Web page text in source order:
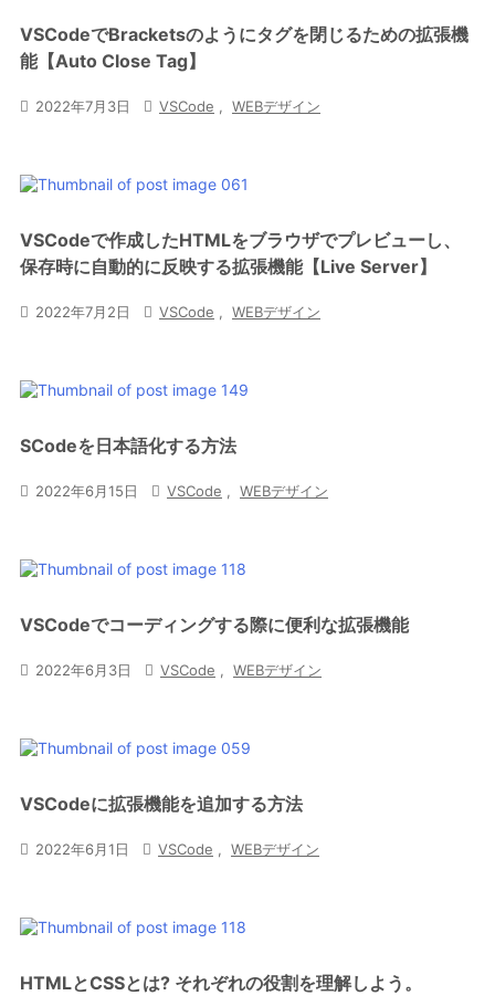
VSCodeでBracketsのようにタグを閉じるための拡張機
能【Auto Close Tag】
 2022年7月3日  VSCode , WEBデザイン
VSCodeで作成したHTMLをブラウザでプレビューし、
保存時に自動的に反映する拡張機能【Live Server】
 2022年7月2日  VSCode , WEBデザイン
SCodeを日本語化する方法
 2022年6月15日  VSCode , WEBデザイン
VSCodeでコーディングする際に便利な拡張機能
 2022年6月3日  VSCode , WEBデザイン
VSCodeに拡張機能を追加する方法
 2022年6月1日  VSCode , WEBデザイン
HTMLとCSSとは? それぞれの役割を理解しよう。